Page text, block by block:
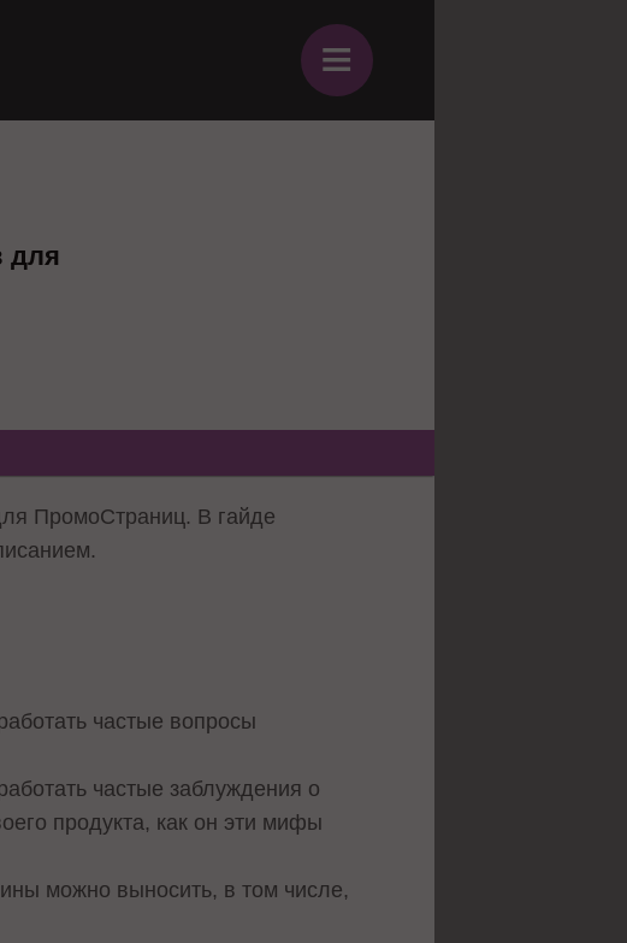
≡
для
ПромоСтраниц. В гайде
частые вопросы
частые заблуждения о
продукта, как он эти мифы
можно выносить, в том числе,